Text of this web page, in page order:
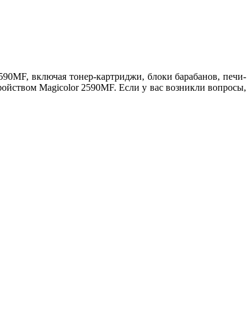
включая тонер-картриджи, блоки барабанов, печи-
Magicolor 2590MF. Если у вас возникли вопросы,